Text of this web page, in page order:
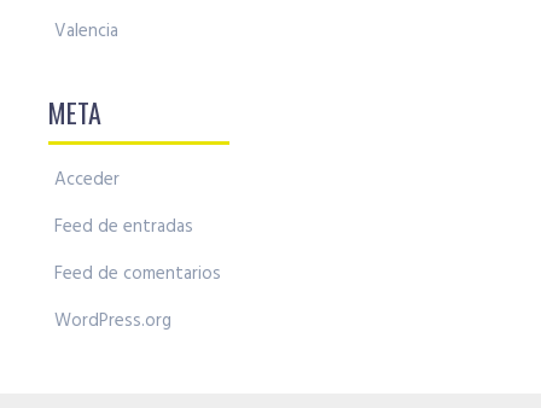
Valencia
META
Acceder
Feed de entradas
Feed de comentarios
WordPress.org